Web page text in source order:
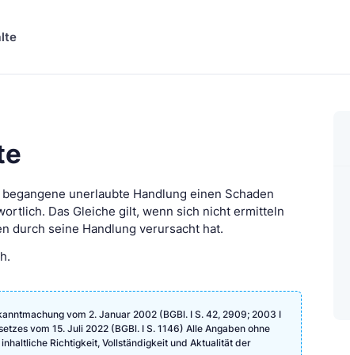
unerlaubte Handlung einen Schaden
Das Gleiche gilt, wenn sich nicht ermitteln
durch seine Handlung verursacht hat.
vom 2. Januar 2002 (BGBl. I S. 42, 2909; 2003 I
vom 15. Juli 2022 (BGBl. I S. 1146) Alle Angaben ohne
Richtigkeit, Vollständigkeit und Aktualität der